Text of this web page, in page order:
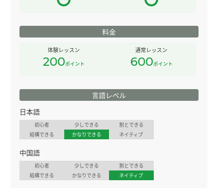
料金
体験レッスン
200ポイント
通常レッスン
600ポイント
言語レベル
日本語
初心者 少しできる
割とできる
結構できる
かなりできる ネイティブ
中国語
初心者 少しできる
割とできる
結構できる
かなりできる ネイティブ